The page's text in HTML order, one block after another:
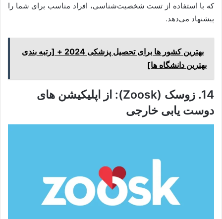
که با استفاده از تست شخصیت‌شناسی، افراد مناسب برای شما را
پیشنهاد می‌دهد.
بهترین کشور ها برای تحصیل پزشکی 2024 + [رتبه بندی
بهترین دانشگاه ها]
14. زوسک (Zoosk): از اپلیکیشن های
دوست یابی خارجی